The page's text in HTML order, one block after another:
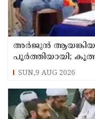
അര്‍ജുന്‍
പൂര്‍ത്തിയായി;
മുൻപില്‍
SUN,9 AUG 2026